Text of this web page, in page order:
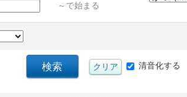
～で始まる
清音化する